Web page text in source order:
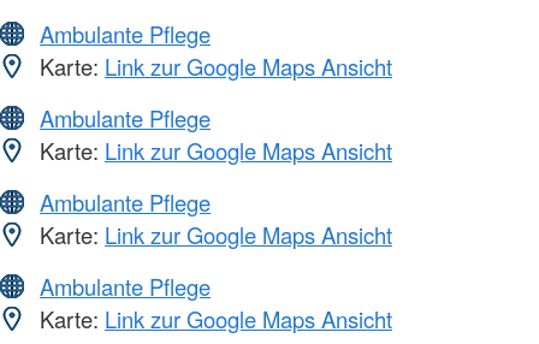
Ambulante Pflege
Karte: Link zur Google Maps Ansicht
Ambulante Pflege
Karte: Link zur Google Maps Ansicht
Ambulante Pflege
Karte: Link zur Google Maps Ansicht
Ambulante Pflege
Karte: Link zur Google Maps Ansicht